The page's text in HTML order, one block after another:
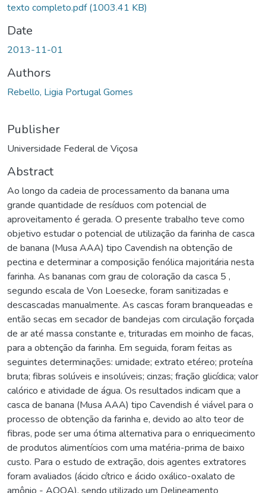
texto completo.pdf(1003.41 KB)
Date
2013-11-01
Authors
Rebello, Ligia Portugal Gomes
Publisher
Universidade Federal de Viçosa
Abstract
Ao longo da cadeia de processamento da banana uma
grande quantidade de resíduos com potencial de
aproveitamento é gerada. O presente trabalho teve como
objetivo estudar o potencial de utilização da farinha de casca
de banana (Musa AAA) tipo Cavendish na obtenção de
pectina e determinar a composição fenólica majoritária nesta
farinha. As bananas com grau de coloração da casca 5 ,
segundo escala de Von Loesecke, foram sanitizadas e
descascadas manualmente. As cascas foram branqueadas e
então secas em secador de bandejas com circulação forçada
de ar até massa constante e, trituradas em moinho de facas,
para a obtenção da farinha. Em seguida, foram feitas as
seguintes determinações: umidade; extrato etéreo; proteína
bruta; fibras solúveis e insolúveis; cinzas; fração glicídica; valor
calórico e atividade de água. Os resultados indicam que a
casca de banana (Musa AAA) tipo Cavendish é viável para o
processo de obtenção da farinha e, devido ao alto teor de
fibras, pode ser uma ótima alternativa para o enriquecimento
de produtos alimentícios com uma matéria-prima de baixo
custo. Para o estudo de extração, dois agentes extratores
foram avaliados (ácido cítrico e ácido oxálico-oxalato de